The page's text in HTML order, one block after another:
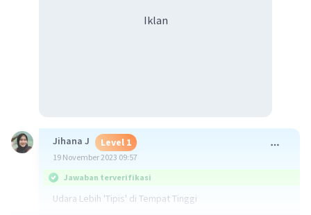
Iklan
Jihana J Level 1
19 November 2023 09:57
Jawaban terverifikasi
Udara Lebih 'Tipis' di Tempat Tinggi